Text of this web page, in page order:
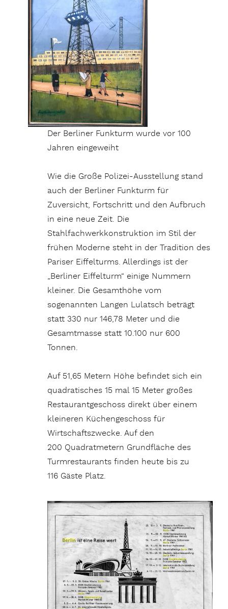
Der Berliner Funkturm wurde vor 100
Jahren eingeweiht
Wie die Große Polizei-Ausstellung stand
auch der Berliner Funkturm für
Zuversicht, Fortschritt und den Aufbruch
in eine neue Zeit. Die
Stahlfachwerkkonstruktion im Stil der
frühen Moderne steht in der Tradition des
Pariser Eiffelturms. Allerdings ist der
„Berliner Eiffelturm“ einige Nummern
kleiner. Die Gesamthöhe vom
sogenannten Langen Lulatsch beträgt
statt 330 nur 146,78 Meter und die
Gesamtmasse statt 10.100 nur 600
Tonnen.
Auf 51,65 Metern Höhe befindet sich ein
quadratisches 15 mal 15 Meter großes
Restaurantgeschoss direkt über einem
kleineren Küchengeschoss für
Wirtschaftszwecke. Auf den
200 Quadratmetern Grundfläche des
Turmrestaurants finden heute bis zu
116 Gäste Platz.